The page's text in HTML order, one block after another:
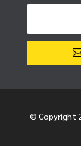
© Copyright